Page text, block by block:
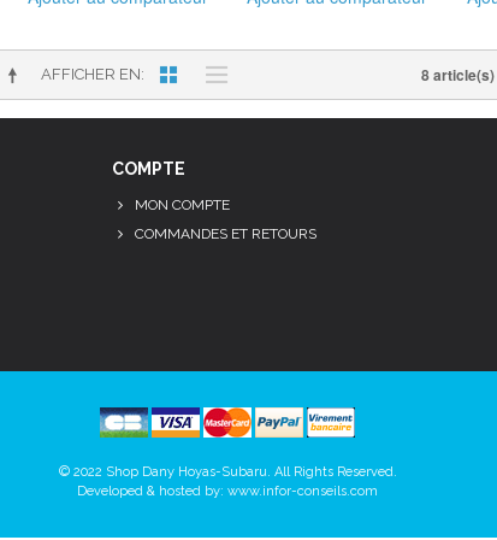
AFFICHER EN 8 article(s)
COMPTE
MON COMPTE
COMMANDES ET RETOURS
© 2022 Shop Dany Hoyas-Subaru. All Rights Reserved.
Developed & hosted by: www.infor-conseils.com